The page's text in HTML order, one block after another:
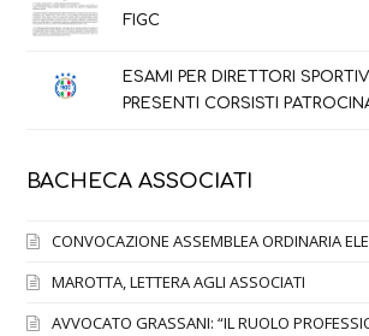
FIGC
ESAMI PER DIRETTORI
PRESENTI CORSISTI
BACHECA ASSOCIATI
CONVOCAZIONE ASSEMBLEA ORDINARIA
MAROTTA, LETTERA AGLI ASSOCIATI
AVVOCATO GRASSANI: “IL RUOLO